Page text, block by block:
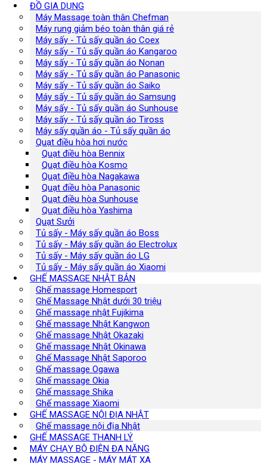
ĐỒ GIA DỤNG
Máy Massage toàn thân Chefman
Máy rung giảm béo toàn thân giá rẻ
Máy sấy - Tủ sấy quần áo Coex
Máy sấy - Tủ sấy quần áo Kangaroo
Máy sấy - Tủ sấy quần áo Nonan
Máy sấy - Tủ sấy quần áo Panasonic
Máy sấy - Tủ sấy quần áo Saiko
Máy sấy - Tủ sấy quần áo Samsung
Máy sấy - Tủ sấy quần áo Sunhouse
Máy sấy - Tủ sấy quần áo Tiross
Máy sấy quần áo - Tủ sấy quần áo
Quạt điều hòa hơi nước
Quạt điều hòa Bennix
Quạt điều hòa Kosmo
Quạt điều hòa Nagakawa
Quạt điều hòa Panasonic
Quạt điều hòa Sunhouse
Quạt điều hòa Yashima
Quạt Sưởi
Tủ sấy - Máy sấy quần áo Boss
Tủ sấy - Máy sấy quần áo Electrolux
Tủ sấy - Máy sấy quần áo LG
Tủ sấy - Máy sấy quần áo Xiaomi
GHẾ MASSAGE NHẬT BẢN
Ghế massage Homesport
Ghế Massage Nhật dưới 30 triệu
Ghế massage nhật Fujikima
Ghế massage Nhật Kangwon
Ghế massage Nhật Okazaki
Ghế massage Nhật Okinawa
Ghế Massage Nhật Saporoo
Ghế massage Ogawa
Ghế massage Okia
Ghế massage Shika
Ghế massage Xiaomi
GHẾ MASSAGE NỘI ĐỊA NHẬT
Ghế massage nội địa Nhật
GHẾ MASSAGE THANH LÝ
MÁY CHẠY BỘ ĐIỆN ĐA NĂNG
MÁY MASSAGE - MÁY MÁT XA